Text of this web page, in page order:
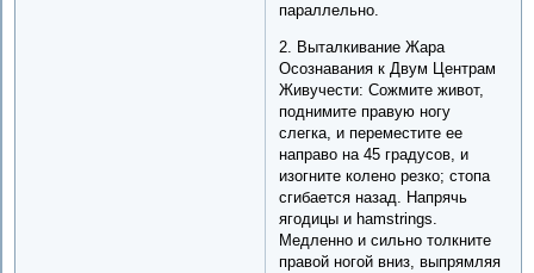
параллельно.
2. Выталкивание Жара
Осознавания к Двум Центрам
Живучести: Сожмите живот,
поднимите правую ногу
слегка, и переместите ее
направо на 45 градусов, и
изогните колено резко; стопа
сгибается назад. Напрячь
ягодицы и hamstrings.
Медленно и сильно толкните
правой ногой вниз, выпрямляя